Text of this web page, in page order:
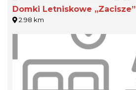
Domki Letniskowe „Zacisze”
2.98 km